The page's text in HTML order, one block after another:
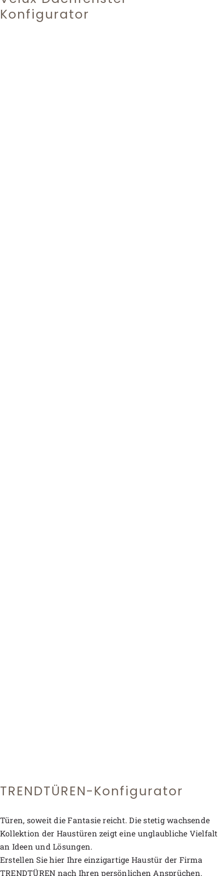
Konfigurator
TRENDTÜREN-Konfigurator
Türen, soweit die Fantasie reicht. Die stetig wachsende
Kollektion der Haustüren zeigt eine unglaubliche Vielfalt
an Ideen und Lösungen.
Erstellen Sie hier Ihre einzigartige Haustür der Firma
TRENDTÜREN nach Ihren persönlichen Ansprüchen.